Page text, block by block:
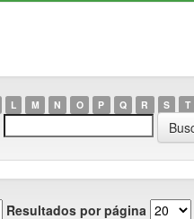
L M N O P Q R S T
Resultados por página